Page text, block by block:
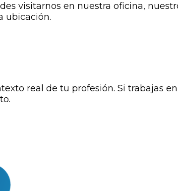
visitarnos en nuestra oficina,
ubicación.
real de tu profesión. Si trabajas